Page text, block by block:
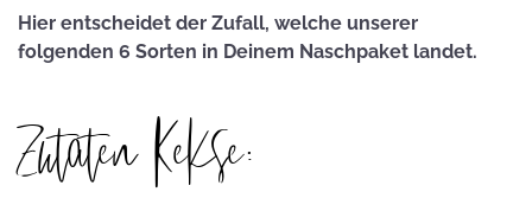
Hier entscheidet der Zufall, welche unserer
folgenden 6 Sorten in Deinem Naschpaket landet.
Zutaten Kekse: